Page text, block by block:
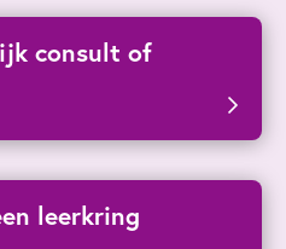
consult of
leerkring